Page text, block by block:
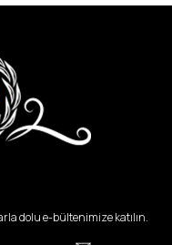
dolu e-bültenimize katılın.